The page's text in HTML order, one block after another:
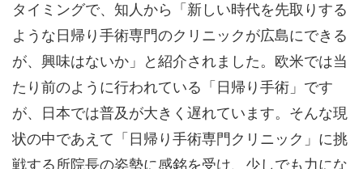
タイミングで、知人から「新しい時代を先取りする
ような日帰り手術専門のクリニックが広島にできる
が、興味はないか」と紹介されました。欧米では当
たり前のように行われている「日帰り手術」です
が、日本では普及が大きく遅れています。そんな現
状の中であえて「日帰り手術専門クリニック」に挑
戦する所院長の姿勢に感銘を受け、少しでも力にな